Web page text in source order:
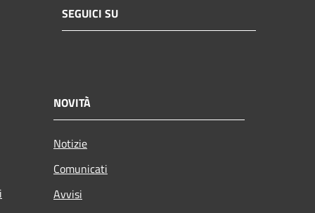
SEGUICI SU
NOVITÀ
Notizie
Comunicati
Avvisi